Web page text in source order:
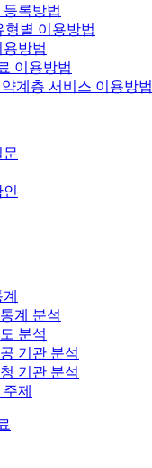
록방법
형별 이용방법
방법
이용방법
계층 서비스 이용방법
문
계 분석
분석
기관 분석
기관 분석
제